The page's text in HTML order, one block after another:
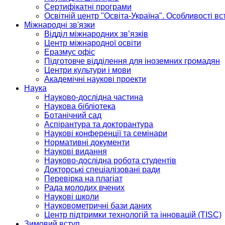
Сертифікатні програми
Освітній центр "Освіта-Україна". Особливості
Міжнародні зв'язки
Відділ міжнародних зв’язків
Центр міжнародної освіти
Еразмус офіс
Підготовче відділення для іноземних громадян
Центри культури і мови
Академічні наукові проекти
Наука
Науково-дослідна частина
Наукова бібліотека
Ботанічний сад
Аспірантура та докторантура
Наукові конференції та семінари
Нормативні документи
Наукові видання
Науково-дослідна робота студентів
Докторські спеціалізовані ради
Перевірка на плагіат
Рада молодих вчених
Наукові школи
Науковометричні бази даних
Центр підтримки технологій та інновацій (TISC)